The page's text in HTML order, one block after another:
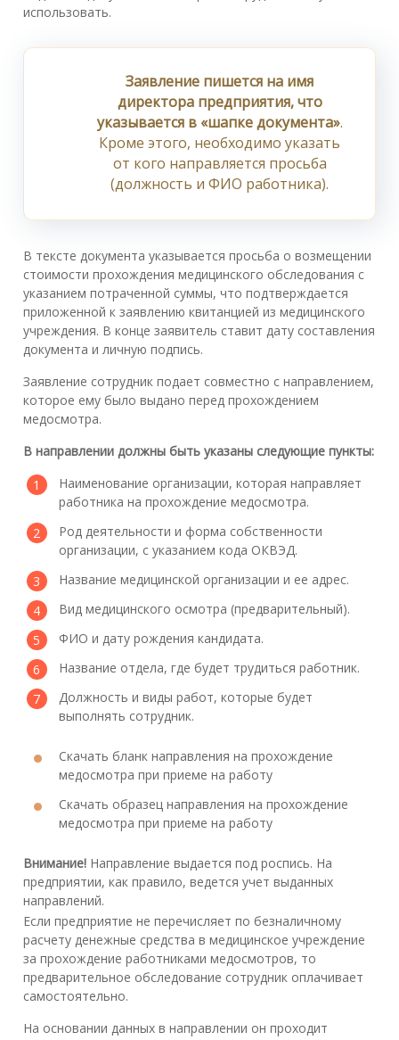
использовать.
Заявление пишется на имя
директора предприятия, что
указывается в «шапке документа».
Кроме этого, необходимо указать
от кого направляется просьба
(должность и ФИО работника).
В тексте документа указывается просьба о возмещении
стоимости прохождения медицинского обследования с
указанием потраченной суммы, что подтверждается
приложенной к заявлению квитанцией из медицинского
учреждения. В конце заявитель ставит дату составления
документа и личную подпись.
Заявление сотрудник подает совместно с направлением,
которое ему было выдано перед прохождением
медосмотра.
В направлении должны быть указаны следующие пункты:
Наименование организации, которая направляет
работника на прохождение медосмотра.
Род деятельности и форма собственности
организации, с указанием кода ОКВЭД.
Название медицинской организации и ее адрес.
Вид медицинского осмотра (предварительный).
ФИО и дату рождения кандидата.
Название отдела, где будет трудиться работник.
Должность и виды работ, которые будет
выполнять сотрудник.
Скачать бланк направления на прохождение
медосмотра при приеме на работу
Скачать образец направления на прохождение
медосмотра при приеме на работу
Внимание! Направление выдается под роспись. На
предприятии, как правило, ведется учет выданных
направлений.
Если предприятие не перечисляет по безналичному
расчету денежные средства в медицинское учреждение
за прохождение работниками медосмотров, то
предварительное обследование сотрудник оплачивает
самостоятельно.
На основании данных в направлении он проходит